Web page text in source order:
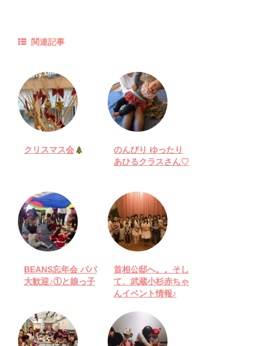
関連記事
クリスマス会
のんびり ゆったり
あひるクラスさん♡
BEANS忘年会 パパ
大歓迎♪①と娘っ子
首相公邸へ。。そし
て、武蔵小杉赤ちゃ
んイベント情報♪